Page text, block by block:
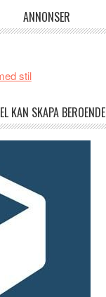
ANNONSER
stil
KAN SKAPA BEROENDE